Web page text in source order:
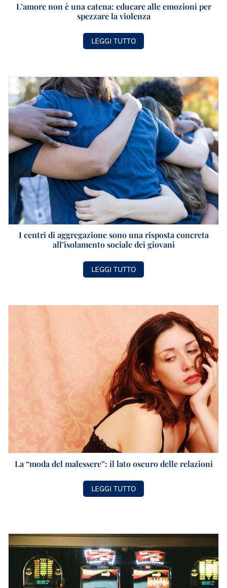
L’amore non è una catena: educare alle emozioni per
spezzare la violenza
LEGGI TUTTO
I centri di aggregazione sono una risposta concreta
all’isolamento sociale dei giovani
LEGGI TUTTO
La “moda del malessere”: il lato oscuro delle relazioni
LEGGI TUTTO